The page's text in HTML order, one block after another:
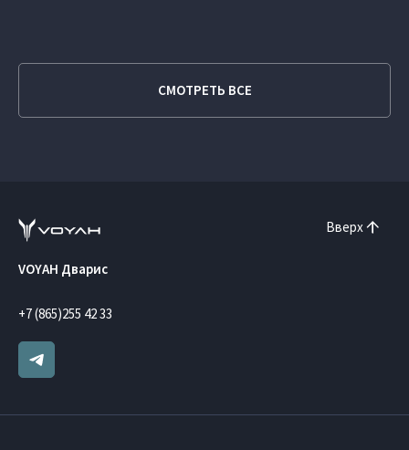
СМОТРЕТЬ ВСЕ
Вверх
VOYAH Дварис
+7 (865)255 42 33